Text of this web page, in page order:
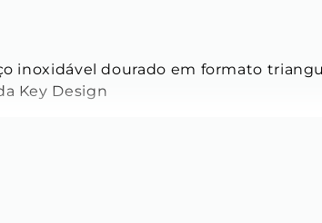
inoxidável dourado em formato
Key Design